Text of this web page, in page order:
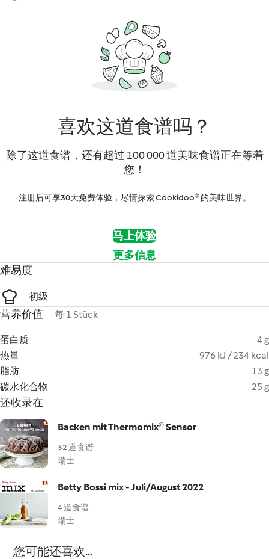
喜欢这道食谱吗？
除了这道食谱，还有超过 100 000 道美味食谱正在等着
您！
注册后可享30天免费体验，尽情探索 Cookidoo® 的美味世界。
马上体验
更多信息
难易度
初级
营养价值 每 1 Stück
蛋白质
4 g
热量
976 kJ / 234 kcal
脂肪
13 g
碳水化合物
25 g
还收录在
Backen mit Thermomix® Sensor
32 道食谱
瑞士
Betty Bossi mix - Juli/August 2022
4 道食谱
瑞士
您可能还喜欢...